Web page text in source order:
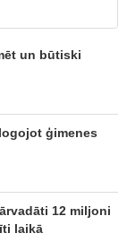
un būtiski
ģimenes
12 miljoni
laikā